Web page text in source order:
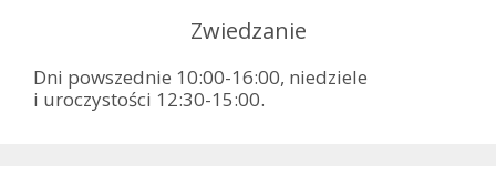
Zwiedzanie
Dni powszednie 10:00-16:00, niedziele
i uroczystości 12:30-15:00.